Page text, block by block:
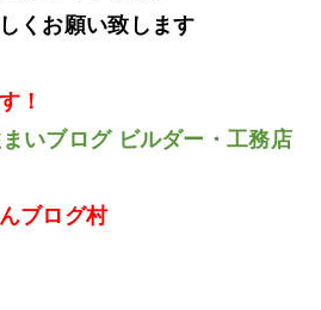
くお願い致します
！
ブログ村